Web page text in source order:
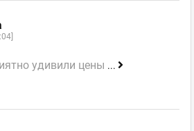
удивили цены ...